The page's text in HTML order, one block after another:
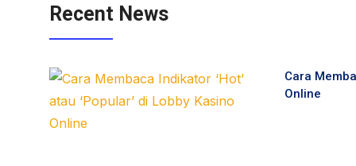
Recent News
Cara
Online